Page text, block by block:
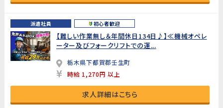
派遣社員 初心者歓迎
【難しい作業無し＆年間休日134日♪】≪機械オペレ
ーター及びフォークリフトでの運...
栃木県下都賀郡壬生町
時給 1,270円 以上
求人詳細はこちら